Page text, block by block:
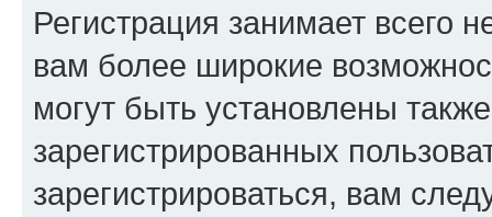
Регистрация занимает всего
вам более широкие
могут быть установлены
зарегистрированных
зарегистрироваться, вам